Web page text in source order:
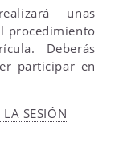
unas
procedimiento
Deberás
participar en
SESIÓN